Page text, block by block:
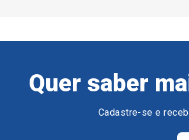
Quer saber
Cadastre-se e